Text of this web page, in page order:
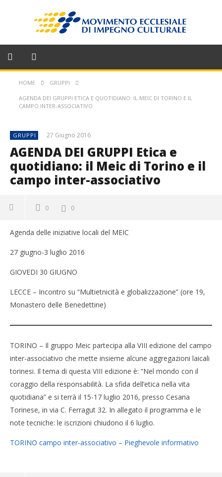
HOME GRUPPI
AGENDA DEI GRUPPI ETICA E QUOTIDIANO: IL MEIC DI TORINO E IL
CAMPO INTER-ASSOCIATIVO
GRUPPI 27 Giugno 2016
AGENDA DEI GRUPPI Etica e
quotidiano: il Meic di Torino e il
campo inter-associativo
0 0
Agenda delle iniziative locali del MEIC
27 giugno-3 luglio 2016
GIOVEDI 30 GIUGNO
LECCE – Incontro su “Multietnicità e globalizzazione” (ore 19,
Monastero delle Benedettine)
TORINO – Il gruppo Meic partecipa alla VIII edizione del campo
inter-associativo che mette insieme alcune aggregazioni laicali
torinesi. Il tema di questa VIII edizione è: “Nel mondo con il
coraggio della responsabilità. La sfida dell’etica nella vita
quotidiana” e si terrà il 15-17 luglio 2016, presso Cesana
Torinese, in via C. Ferragut 32. In allegato il programma e le
note tecniche: le iscrizioni chiudono il 6 luglio.
TORINO campo inter-associativo – Pieghevole informativo